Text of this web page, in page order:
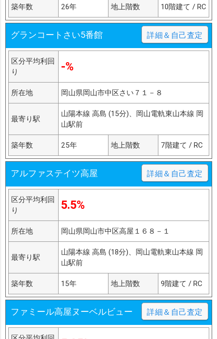
築年数 26年 地上階数 10階建て / RC
グランコートさい5番館 詳細＆自己査定
区分平均利回
り
-%
所在地 岡山県岡山市中区さい７１－８
最寄り駅
山陽本線 高島 (15分)、岡山電軌東山本線 岡
山駅前
築年数 25年 地上階数 7階建て / RC
アルファステイツ高屋 詳細＆自己査定
区分平均利回
り
5.5%
所在地 岡山県岡山市中区高屋１６８－１
最寄り駅
山陽本線 高島 (18分)、岡山電軌東山本線 岡
山駅前
築年数 15年 地上階数 9階建て / RC
ファミール高屋ヌーベルビュー 詳細＆自己査定